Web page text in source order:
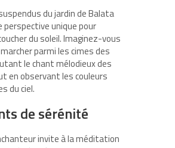
du jardin de Balata
unique pour
du soleil. Imaginez-vous
marcher parmi les cimes des
le chant mélodieux des
en observant les couleurs
du ciel.
de sérénité
invite à la méditation